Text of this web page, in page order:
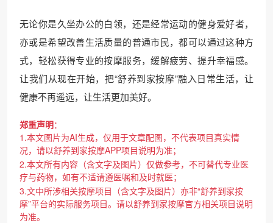
无论你是久坐办公的白领，还是经常运动的健身爱好者，
亦或是希望改善生活质量的普通市民，都可以通过这种方
式，轻松获得专业的按摩服务，缓解疲劳、提升幸福感。
让我们从现在开始，把“舒养到家按摩”融入日常生活，让
健康不再遥远，让生活更加美好。
郑重声明：
1.本文图片为AI生成，仅用于文章配图，不代表项目真实情
况，请以舒养到家按摩APP项目说明为准；
2.本文所有内容（含文字及图片）仅做参考，不可替代专业医
疗与药物，如有不适请遵医嘱和及时就医；
3.文中所涉相关按摩项目（含文字及图片）亦非“舒养到家按
摩”平台的实际服务项目。请以舒养到家按摩官方相关项目说明
为准。